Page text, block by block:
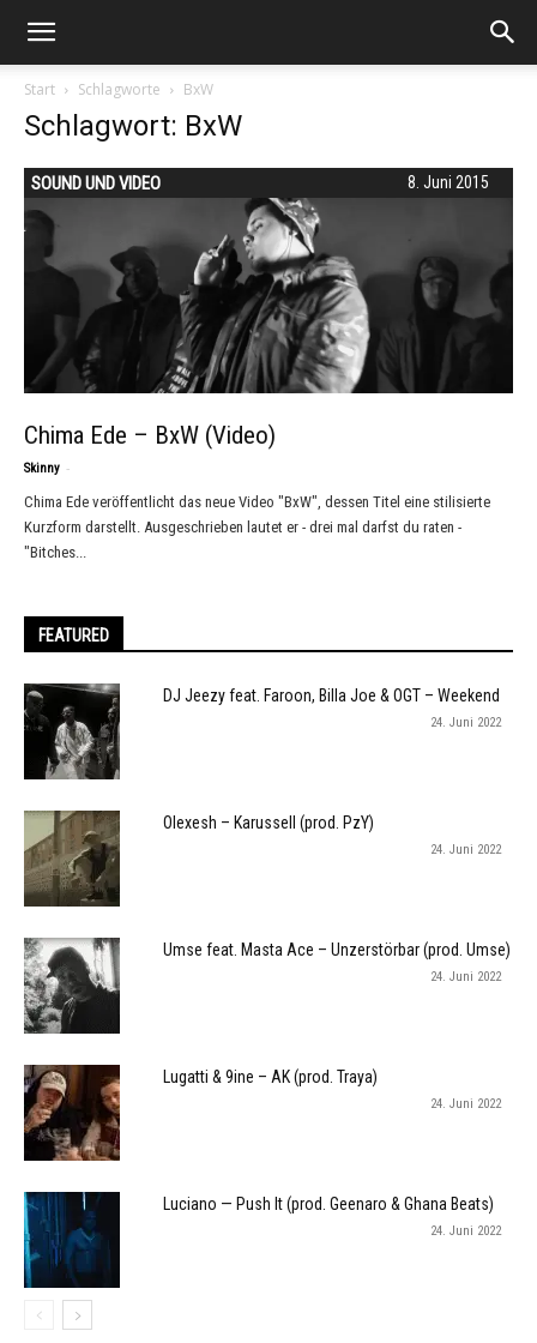
Start Schlagworte BxW
Schlagwort: BxW
8. Juni 2015
SOUND UND VIDEO
Chima Ede – BxW (Video)
Skinny -
Chima Ede veröffentlicht das neue Video "BxW", dessen Titel eine stilisierte
Kurzform darstellt. Ausgeschrieben lautet er - drei mal darfst du raten -
"Bitches...
FEATURED
DJ Jeezy feat. Faroon, Billa Joe & OGT – Weekend
24. Juni 2022
Olexesh – Karussell (prod. PzY)
24. Juni 2022
Umse feat. Masta Ace – Unzerstörbar (prod. Umse)
24. Juni 2022
Lugatti & 9ine – AK (prod. Traya)
24. Juni 2022
Luciano — Push It (prod. Geenaro & Ghana Beats)
24. Juni 2022